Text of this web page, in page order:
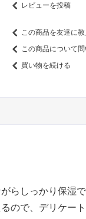
レビューを投稿
この商品を友達に
この商品について
買い物を続ける
らしっかり保湿
ので、デリケー